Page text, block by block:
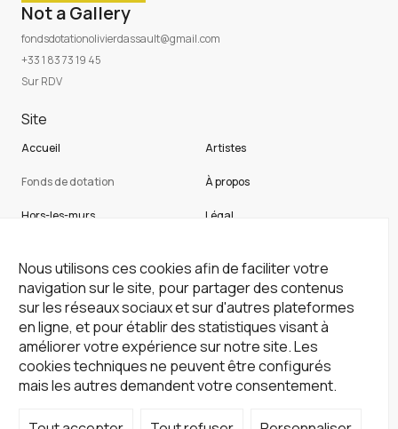
Nous utilisons ces cookies afin de faciliter votre
navigation sur le site, pour partager des contenus
sur les réseaux sociaux et sur d'autres plateformes
en ligne, et pour établir des statistiques visant à
améliorer votre expérience sur notre site. Les
cookies techniques ne peuvent être configurés
mais les autres demandent votre consentement.
Not a Gallery
fondsdotationolivierdassault@gmail.com
+33 1 83 73 19 45
Sur RDV
Site
Accueil
Fonds de dotation
Hors-les-murs
Artistes
À propos
Légal
Newsletter
Inscrivez-vous à notre newsletter !
S'inscrire
Réseaux sociaux